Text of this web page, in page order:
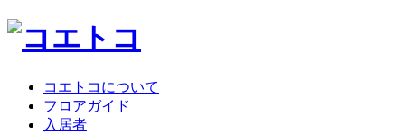
コエトコについて
フロアガイド
入居者